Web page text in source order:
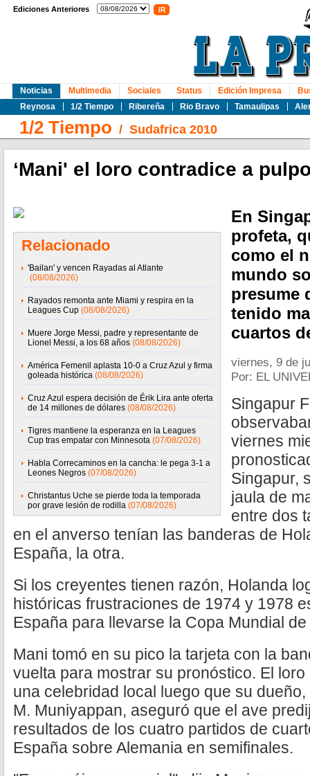
Ediciones Anteriores
Noticias
Reynosa
1/2 Tiempo Ribereña Rio Bravo Tamaulipas
Multimedia Sociales Status Edición Impresa
1/2 Tiempo / Sudafrica 2010
‘Mani' el loro contradice a
Relacionado
'Bailan' y vencen Rayadas al Atlante
(08/08/2026)
Rayados remonta ante Miami y respira en la
Leagues Cup (08/08/2026)
Muere Jorge Messi, padre y representante de
Lionel Messi, a los 68 años (08/08/2026)
América Femenil aplasta 10-0 a Cruz Azul y firma
goleada histórica (08/08/2026)
Cruz Azul espera decisión de Érik Lira ante oferta
de 14 millones de dólares (08/08/2026)
Tigres mantiene la esperanza en la Leagues
Cup tras empatar con Minnesota (07/08/2026)
Habla Correcaminos en la cancha: le pega 3-1 a
Leones Negros (07/08/2026)
Christantus Uche se pierde toda la temporada
por grave lesión de rodilla (07/08/2026)
En
profeta,
como el
mundo
presume
tenido
cuartos
viernes, 9 de
Por: EL
Singapur
viernes
Singapur,
jaula de
entre dos
en el anverso tenían las banderas de
España, la otra.
Si los creyentes tienen razón, Holanda
históricas frustraciones de 1974 y 1978
España para llevarse la Copa Mundial
Mani tomó en su pico la tarjeta con la
vuelta para mostrar su pronóstico. El
una celebridad local luego que su
M. Muniyappan, aseguró que el ave
resultados de los cuatro partidos de
España sobre Alemania en semifinales.